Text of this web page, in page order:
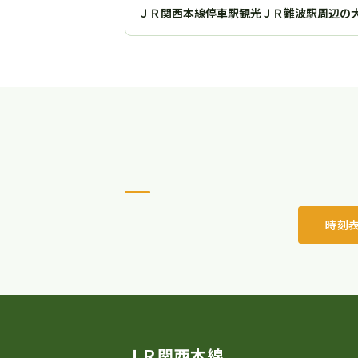
ＪＲ関西本線停車駅観光ＪＲ難波駅周辺の
時刻表